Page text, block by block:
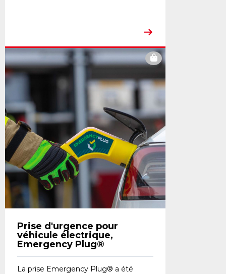
Prise d'urgence pour
véhicule électrique,
Emergency Plug®
La prise Emergency Plug® a été